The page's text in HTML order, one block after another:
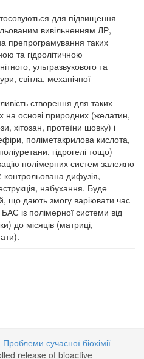
для підвищення
вивільненням ЛР,
препрограмування таких
та гідролітичною
ультразвукового та
світла, механічної
створення для таких
на основі природних (желатин,
хітозан, протеїни шовку) і
поліметакрилова кислота,
гідрогелі тощо)
полімерних систем залежно
контрольована дифузія,
набухання. Буде
що дають змогу варіювати час
із полімерної системи від
до місяців (матриці,
glutamate release nervous
Antibodies against nicotine
Проблеми сучасної біохімії
release of bioactive